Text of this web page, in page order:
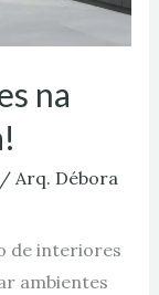
na
Arq. Débora
de interiores
ambientes